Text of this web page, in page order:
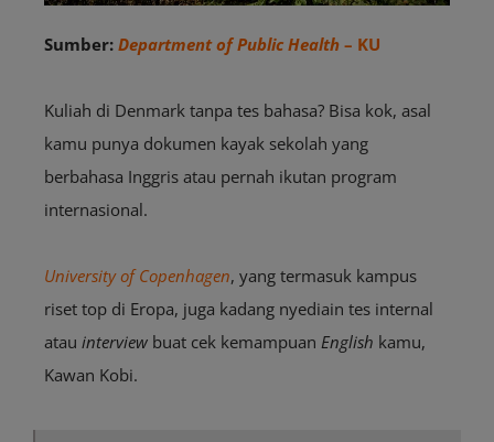
Sumber: Department of Public Health – KU
Kuliah di Denmark tanpa tes bahasa? Bisa kok, asal
kamu punya dokumen kayak sekolah yang
berbahasa Inggris atau pernah ikutan program
internasional.
University of Copenhagen, yang termasuk kampus
riset top di Eropa, juga kadang nyediain tes internal
atau interview buat cek kemampuan English kamu,
Kawan Kobi.